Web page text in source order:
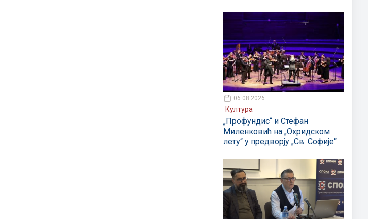
06.08.2026
Култура
„Профундис“ и Стефан
Миленковић на „Охридском
лету“ у предворју „Св. Софије“